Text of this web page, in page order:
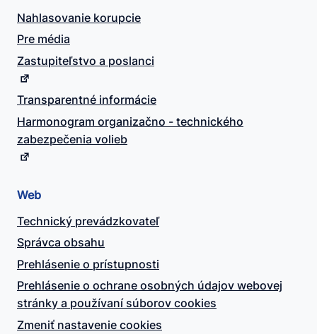
Nahlasovanie korupcie
Pre média
Zastupiteľstvo a poslanci
Transparentné informácie
Harmonogram organizačno - technického
zabezpečenia volieb
Web
Technický prevádzkovateľ
Správca obsahu
Prehlásenie o prístupnosti
Prehlásenie o ochrane osobných údajov webovej
stránky a používaní súborov cookies
Zmeniť nastavenie cookies